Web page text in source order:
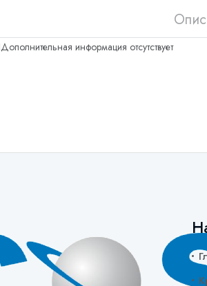
Дополнительная информация отсутствует